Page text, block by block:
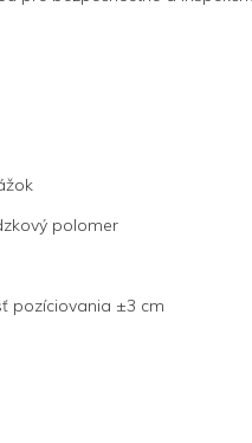
polomer
pozíciovania ±3 cm